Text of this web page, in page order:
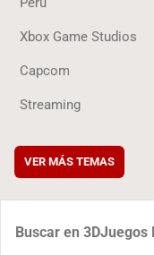
Xbox Game Studios
Capcom
Streaming
VER MÁS TEMAS